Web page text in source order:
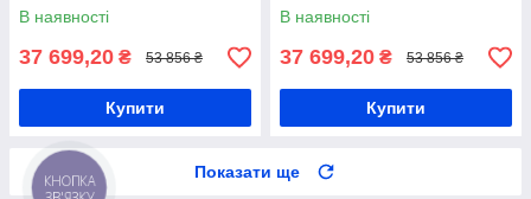
В наявності
37 699,20 ₴ 53 856 ₴
Купити
В наявності
37 699,20 ₴ 53 856 ₴
Купити
Показати ще
КНОПКА
ЗВ'ЯЗКУ